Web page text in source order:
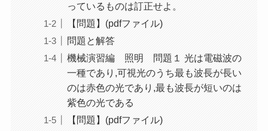
っているものは訂正せよ。
【問題】(pdfファイル)
問題と解答
機械演習編 照明 問題１ 光は電磁波の
一種であり,可視光のうち最も波長が長い
のは赤色の光であり,最も波長が短いのは
紫色の光である
【問題】(pdfファイル)